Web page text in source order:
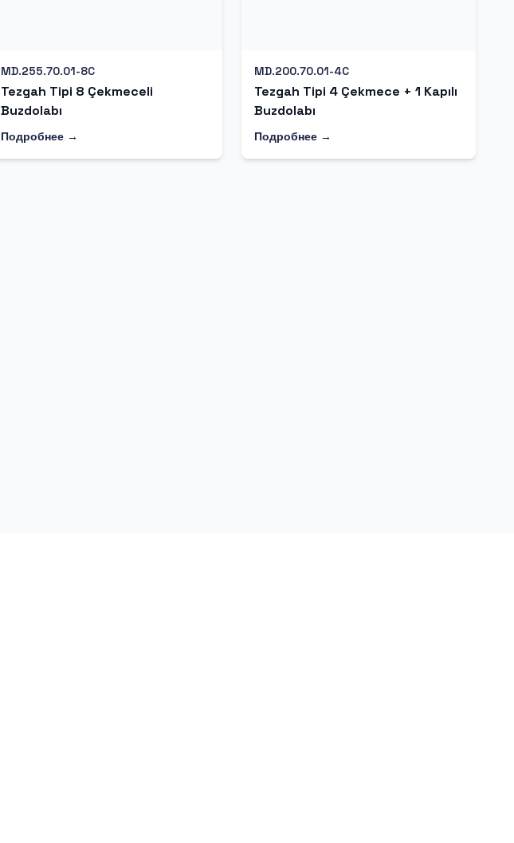
MD.255.70.01-8C
Tezgah Tipi 8 Çekmeceli
Buzdolabı
Подробнее →
MD.200.70.01-4C
Tezgah Tipi 4 Çekmece + 1 Kapılı
Buzdolabı
Подробнее →